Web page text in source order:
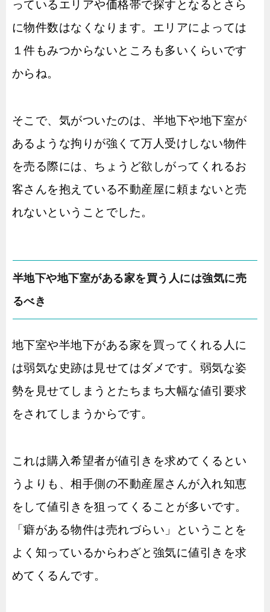
っているエリアや価格帯で探すとなるとさら
に物件数はなくなります。エリアによっては
１件もみつからないところも多いくらいです
からね。
そこで、気がついたのは、半地下や地下室が
あるような拘りが強くて万人受けしない物件
を売る際には、ちょうど欲しがってくれるお
客さんを抱えている不動産屋に頼まないと売
れないということでした。
半地下や地下室がある家を買う人には強気に売
るべき
地下室や半地下がある家を買ってくれる人に
は弱気な史跡は見せてはダメです。弱気な姿
勢を見せてしまうとたちまち大幅な値引要求
をされてしまうからです。
これは購入希望者が値引きを求めてくるとい
うよりも、相手側の不動産屋さんが入れ知恵
をして値引きを狙ってくることが多いです。
「癖がある物件は売れづらい」ということを
よく知っているからわざと強気に値引きを求
めてくるんです。